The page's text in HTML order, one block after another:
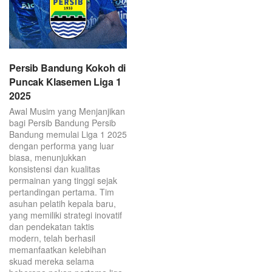
Persib Bandung Kokoh di
Puncak Klasemen Liga 1
2025
Awal Musim yang Menjanjikan
bagi Persib Bandung Persib
Bandung memulai Liga 1 2025
dengan performa yang luar
biasa, menunjukkan
konsistensi dan kualitas
permainan yang tinggi sejak
pertandingan pertama. Tim
asuhan pelatih kepala baru,
yang memiliki strategi inovatif
dan pendekatan taktis
modern, telah berhasil
memanfaatkan kelebihan
skuad mereka selama